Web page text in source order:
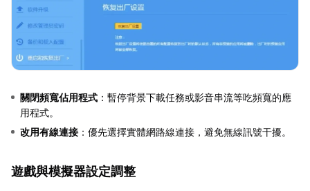
關閉頻寬佔用程式 ：暫停背景下載任務或影音串流等吃頻寬的應
用程式。
改用有線連接 ：優先選擇實體網路線連接，避免無線訊號干擾。
遊戲與模擬器設定調整